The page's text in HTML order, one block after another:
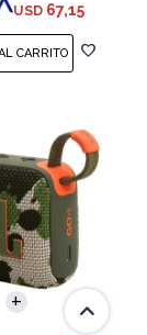
USD 67,15